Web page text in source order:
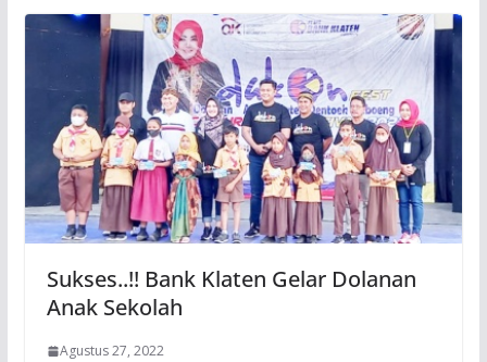
Sukses..!! Bank Klaten Gelar Dolanan
Anak Sekolah
Agustus 27, 2022